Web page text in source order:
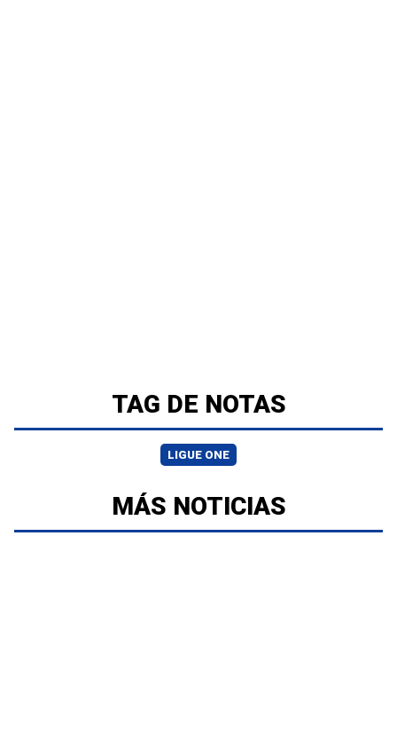
TAG DE NOTAS
LIGUE ONE
MÁS NOTICIAS